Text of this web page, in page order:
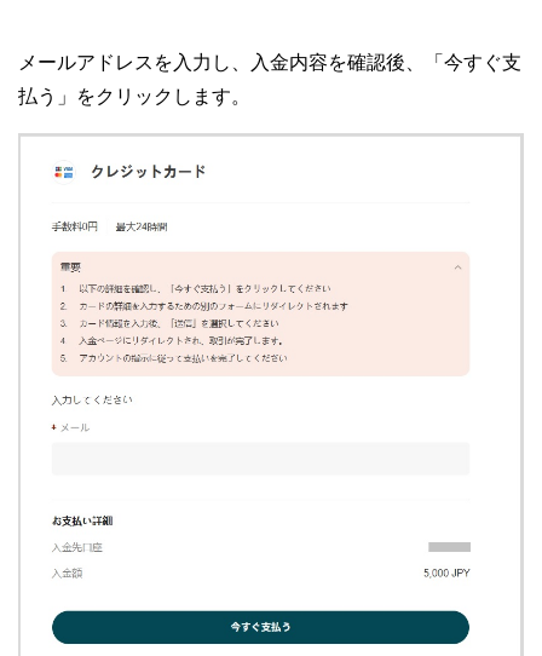
メールアドレスを入力し、入金内容を確認後、「今すぐ支
払う」をクリックします。